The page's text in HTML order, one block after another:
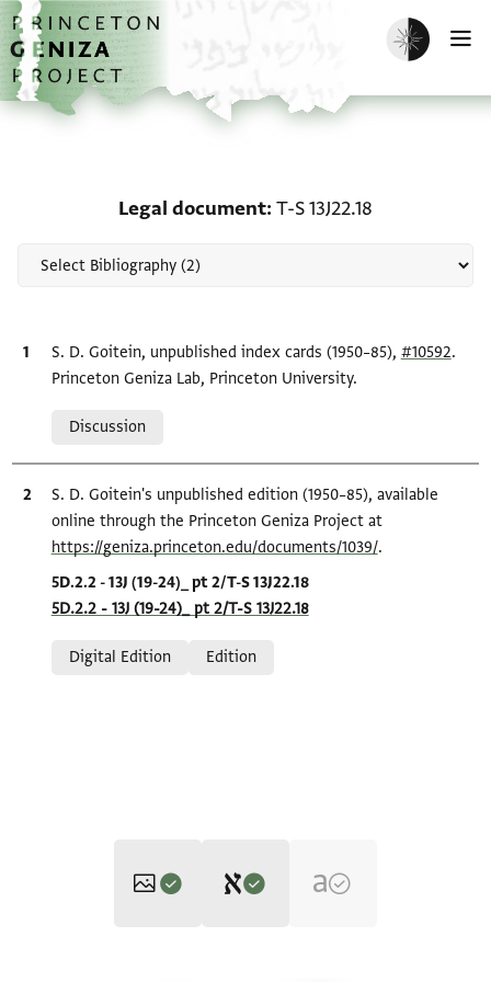
Skip to main content
home
Enable dark
Legal document T-S 13J22.18
Bibliographic citation
S. D. Goitein, unpublished index cards (1950–85), #10592.
Princeton Geniza Lab, Princeton University.
Discussion
Bibliographic citation
S. D. Goitein's unpublished edition (1950–85), available
online through the Princeton Geniza Project at
https://geniza.princeton.edu/documents/1039/.
Location in source
5D.2.2 - 13J (19-24)_ pt 2/T-S 13J22.18
5D.2.2 - 13J (19-24)_ pt 2/T-S 13J22.18
Digital Edition
Edition